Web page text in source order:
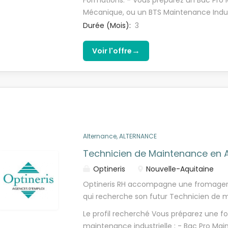
comme en curatif. Vos missions seront:
électrique et mécanique sur les
opérations de maintenance préventive
procédures internes et des règles de
Participer à l'amélioration continue de
Mécanique, ou un BTS Maintenance
ou équivalent. - Intérêt marqué pour
compréhension de plans mécaniques
Connaissances solides en mécanique :
alignements, serrage, lubrification. -
bruits anormaux, vibrations, usure, jeux
Durée (Mois): 3
Voir l'offre →
Alternance, ALTERNANCE
Technicien de Maintenance en
Optineris
Nouvelle-Aquitaine
Optineris RH accompagne une
qui recherche son futur Technicien de
alternance (H/F) pour renforcer son
production moderne, vous serez
Le profil recherché Vous préparez une
maintenance industrielle : - Bac Pro